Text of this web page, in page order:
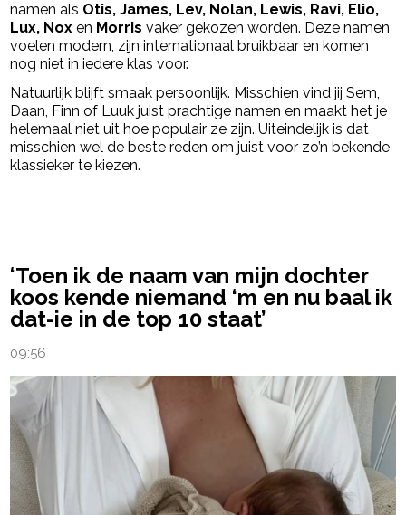
namen als Otis, James, Lev, Nolan, Lewis, Ravi, Elio,
Lux, Nox en Morris vaker gekozen worden. Deze namen
voelen modern, zijn internationaal bruikbaar en komen
nog niet in iedere klas voor.
Natuurlijk blijft smaak persoonlijk. Misschien vind jij Sem,
Daan, Finn of Luuk juist prachtige namen en maakt het je
helemaal niet uit hoe populair ze zijn. Uiteindelijk is dat
misschien wel de beste reden om juist voor zo’n bekende
klassieker te kiezen.
‘Toen ik de naam van mijn dochter
koos kende niemand ‘m en nu baal ik
dat-ie in de top 10 staat’
09:56